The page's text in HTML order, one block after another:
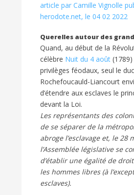
article par Camille Vignolle
herodote.net, le 04 02 2022
Querelles autour des
Quand, au début de la
célèbre Nuit du 4 août
privilèges féodaux, seul le
Rochefoucauld-Liancourt
d’étendre aux esclaves le
devant la Loi.
Les représentants des
de se séparer de la
abroge l’esclavage et, le 28
l’Assemblée législative se
d’établir une égalité de
les hommes libres (à
esclaves).